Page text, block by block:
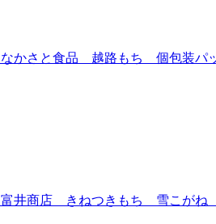
なかさと食品 越路もち 個包装パ
富井商店 きねつきもち 雪こが